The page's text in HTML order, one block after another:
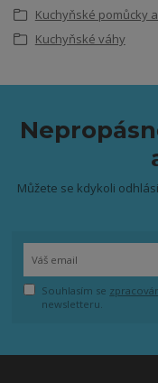
Kuchyňské pomůcky
Kuchyňské váhy
Můžete se kdykoli
Souhlasím se
newsletteru.